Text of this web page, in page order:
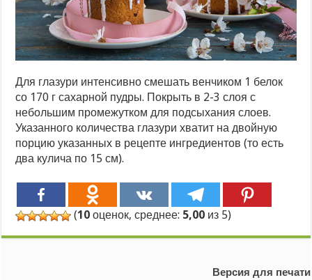
Для глазури интенсивно смешать венчиком 1 белок
со 170 г сахарной пудры. Покрыть в 2-3 слоя с
небольшим промежутком для подсыхания слоев.
Указанного количества глазури хватит на двойную
порцию указанных в рецепте ингредиентов (то есть
два кулича по 15 см).
(10 оценок, среднее: 5,00 из 5)
Версия для печати